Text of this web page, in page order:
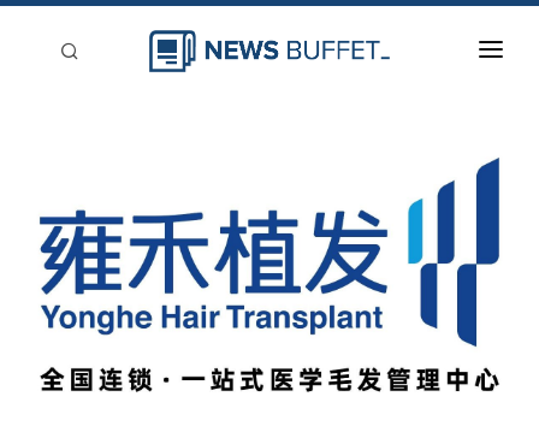
登入
刊登